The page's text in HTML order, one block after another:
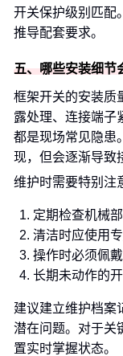
开关保护级别匹配
推导配套要求。
五、哪些安装细节
框架开关的安装质
露处理、连接端子
都是现场常见隐患
现，但会逐渐导致
维护时需要特别注
定期检查机械
清洁时应使用
操作时必须佩
长期未动作的
建议建立维护档案
潜在问题。对于关
置实时掌握状态。